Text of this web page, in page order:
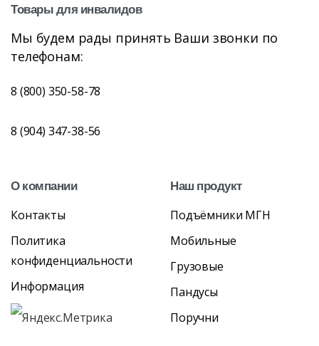
Товарыдля инвалидов
Мы будем рады принять Ваши звонки по
телефонам:
8 (800) 350-58-78
8 (904) 347-38-56
Окомпании
Контакты
Политика
конфиденциальности
Информация
Наш продукт
Подъёмники МГН
Мобильные
Грузовые
Пандусы
Поручни